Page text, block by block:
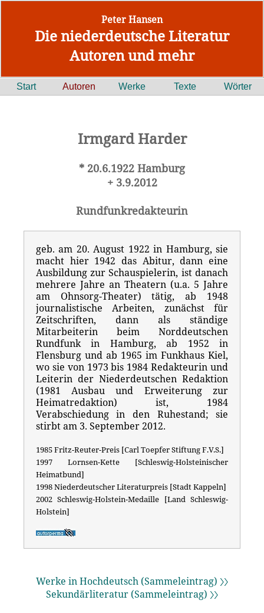
Peter Hansen
Die niederdeutsche Literatur
Autoren und mehr
Start Autoren Werke Texte Wörter
Irmgard Harder
* 20.6.1922 Hamburg
+ 3.9.2012
Rundfunkredakteurin
geb. am 20. August 1922 in Hamburg, sie
macht hier 1942 das Abitur, dann eine
Ausbildung zur Schauspielerin, ist danach
mehrere Jahre an Theatern (u.a. 5 Jahre
am Ohnsorg-Theater) tätig, ab 1948
journalistische Arbeiten, zunächst für
Zeitschriften, dann als ständige
Mitarbeiterin beim Norddeutschen
Rundfunk in Hamburg, ab 1952 in
Flensburg und ab 1965 im Funkhaus Kiel,
wo sie von 1973 bis 1984 Redakteurin und
Leiterin der Niederdeutschen Redaktion
(1981 Ausbau und Erweiterung zur
Heimatredaktion) ist, 1984
Verabschiedung in den Ruhestand; sie
stirbt am 3. September 2012.
1985 Fritz-Reuter-Preis [Carl Toepfer Stiftung F.V.S.]
1997 Lornsen-Kette [Schleswig-Holsteinischer
Heimatbund]
1998 Niederdeutscher Literaturpreis [Stadt Kappeln]
2002 Schleswig-Holstein-Medaille [Land Schleswig-
Holstein]
Werke in Hochdeutsch (Sammeleintrag) 〉〉
Sekundärliteratur (Sammeleintrag) 〉〉